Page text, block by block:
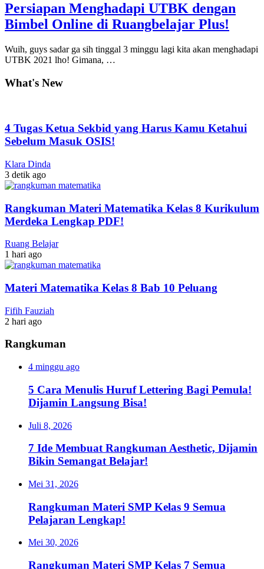
Persiapan Menghadapi UTBK dengan
Bimbel Online di Ruangbelajar Plus!
Wuih, guys sadar ga sih tinggal 3 minggu lagi kita akan menghadapi
UTBK 2021 lho! Gimana, …
What's New
4 Tugas Ketua Sekbid yang Harus Kamu Ketahui
Sebelum Masuk OSIS!
Klara Dinda
3 detik ago
Rangkuman Materi Matematika Kelas 8 Kurikulum
Merdeka Lengkap PDF!
Ruang Belajar
1 hari ago
Materi Matematika Kelas 8 Bab 10 Peluang
Fifih Fauziah
2 hari ago
Rangkuman
4 minggu ago
5 Cara Menulis Huruf Lettering Bagi Pemula!
Dijamin Langsung Bisa!
Juli 8, 2026
7 Ide Membuat Rangkuman Aesthetic, Dijamin
Bikin Semangat Belajar!
Mei 31, 2026
Rangkuman Materi SMP Kelas 9 Semua
Pelajaran Lengkap!
Mei 30, 2026
Rangkuman Materi SMP Kelas 7 Semua